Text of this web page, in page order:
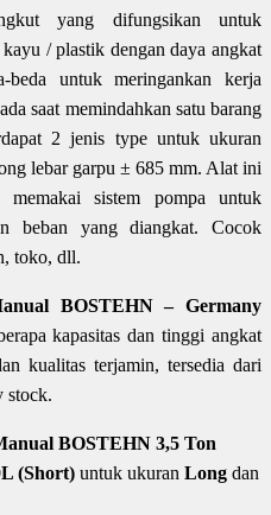
yang difungsikan untuk
/ plastik dengan daya angkat
beda untuk meringankan kerja
saat memindahkan satu barang
2 jenis type untuk ukuran
lebar garpu ± 685 mm. Alat ini
memakai sistem pompa untuk
beban yang diangkat. Cocok
toko, dll.
BOSTEHN – Germany
kapasitas dan tinggi angkat
kualitas terjamin, tersedia dari
stock.
BOSTEHN 3,5 Ton
(Short) untuk ukuran Long dan